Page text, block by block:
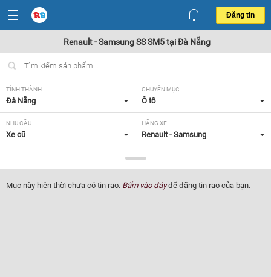
Đăng tin
Renault - Samsung SS SM5 tại Đà Nẵng
TỈNH THÀNH
Đà Nẵng
CHUYÊN MỤC
Ô tô
NHU CẦU
Xe cũ
HÃNG XE
Renault - Samsung
SS SM5
NĂM SẢN XUẤT
Tất cả
GIÁ XE XUẤT XỨ
Mục này hiện thời chưa có tin rao. Bấm vào đâyđể đăng tin rao của bạn.